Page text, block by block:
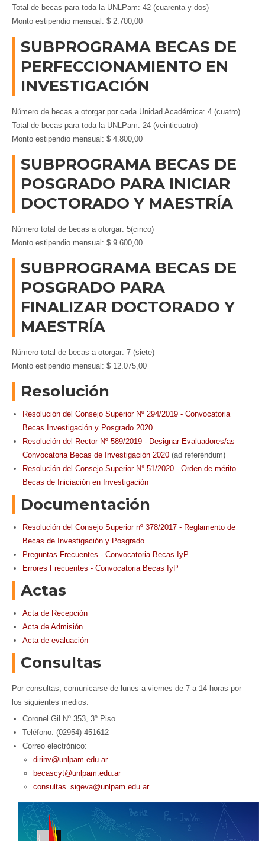
Total de becas para toda la UNLPam: 42 (cuarenta y dos)
Monto estipendio mensual: $ 2.700,00
SUBPROGRAMA BECAS DE
PERFECCIONAMIENTO EN
INVESTIGACIÓN
Número de becas a otorgar por cada Unidad Académica: 4 (cuatro)
Total de becas para toda la UNLPam: 24 (veinticuatro)
Monto estipendio mensual: $ 4.800,00
SUBPROGRAMA BECAS DE
POSGRADO PARA INICIAR
DOCTORADO Y MAESTRÍA
Número total de becas a otorgar: 5(cinco)
Monto estipendio mensual: $ 9.600,00
SUBPROGRAMA BECAS DE
POSGRADO PARA
FINALIZAR DOCTORADO Y
MAESTRÍA
Número total de becas a otorgar: 7 (siete)
Monto estipendio mensual: $ 12.075,00
Resolución
Resolución del Consejo Superior Nº 294/2019 - Convocatoria
Becas Investigación y Posgrado 2020
Resolución del Rector Nº 589/2019 - Designar Evaluadores/as
Convocatoria Becas de Investigación 2020 (ad referéndum)
Resolución del Consejo Superior N° 51/2020 - Orden de mérito
Becas de Iniciación en Investigación
Documentación
Resolución del Consejo Superior nº 378/2017 - Reglamento de
Becas de Investigación y Posgrado
Preguntas Frecuentes - Convocatoria Becas IyP
Errores Frecuentes - Convocatoria Becas IyP
Actas
Acta de Recepción
Acta de Admisión
Acta de evaluación
Consultas
Por consultas, comunicarse de lunes a viernes de 7 a 14 horas por
los siguientes medios:
Coronel Gil Nº 353, 3º Piso
Teléfono: (02954) 451612
Correo electrónico:
dirinv@unlpam.edu.ar
becascyt@unlpam.edu.ar
consultas_sigeva@unlpam.edu.ar